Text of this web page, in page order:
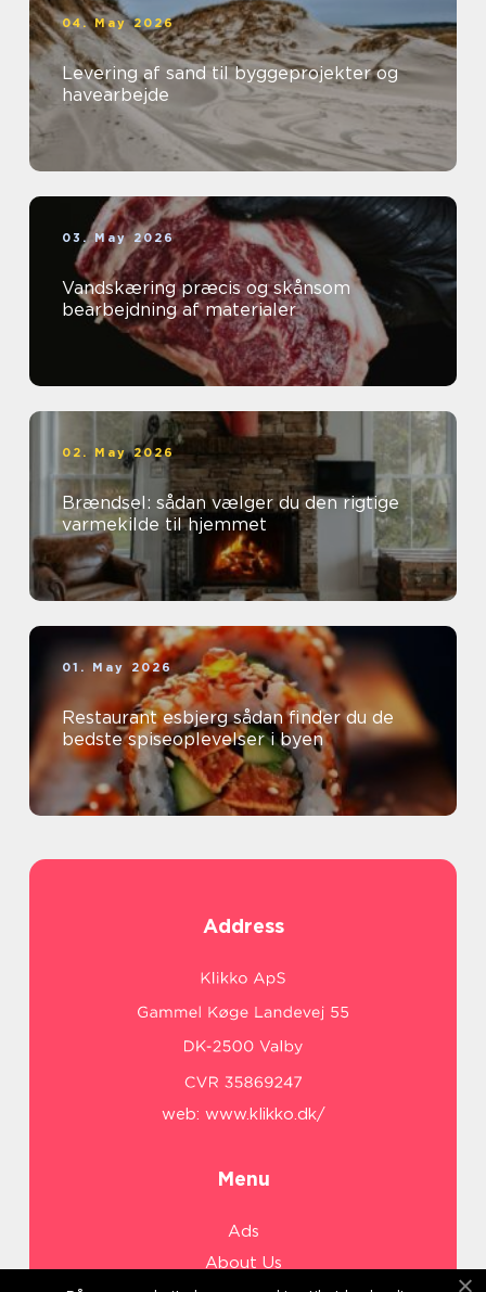
04. May 2026
Levering af sand til byggeprojekter og
havearbejde
03. May 2026
Vandskæring præcis og skånsom
bearbejdning af materialer
02. May 2026
Brændsel: sådan vælger du den rigtige
varmekilde til hjemmet
01. May 2026
Restaurant esbjerg sådan finder du de
bedste spiseoplevelser i byen
Address
web: www.klikko.dk/
Menu
Ads
About Us